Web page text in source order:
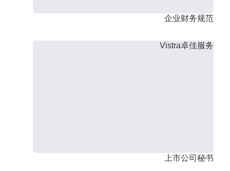
企业财务规范
Vistra卓佳服务
上市公司秘书